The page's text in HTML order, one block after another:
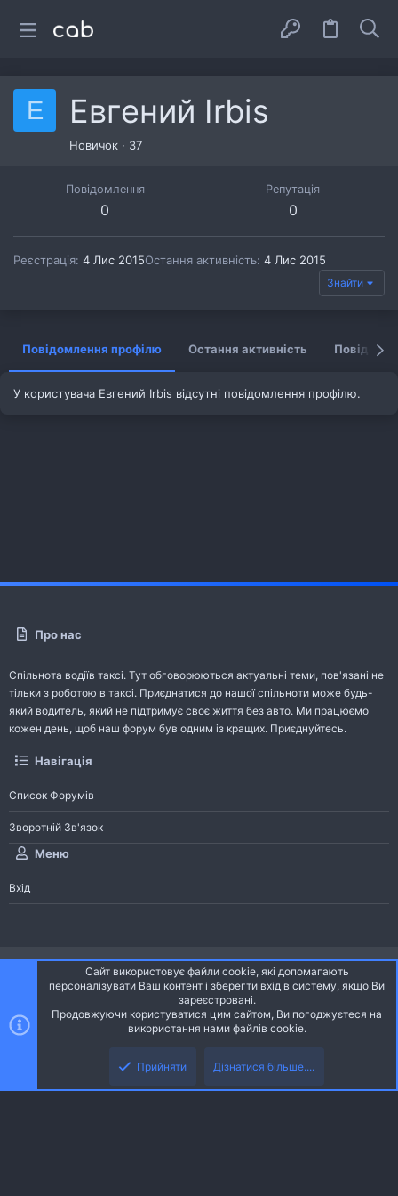
Е Евгений Irbis
Новичок · 37
Повідомлення
0
Репутація
0
Реєстрація 4 Лис 2015Остання активність 4 Лис 2015
Знайти
Повідомлення профілю Остання активність
У користувача Евгений Irbis відсутні повідомлення профілю.
Про нас
Спільнота водіїв таксі. Тут обговорюються актуальні теми, пов'язані не
тільки з роботою в таксі. Приєднатися до нашої спільноти може будь-
який водитель, який не підтримує своє життя без авто. Ми працюємо
кожен день, щоб наш форум був одним із кращих. Приєднуйтесь.
Навігація
Список Форумів
Зворотній Зв'язок
Меню
Вхід
Ніч
Українська (UA)
S
Community platform by XenForo® © 2010-2026 XenForo Ltd.
Community platform by XenForo © 2010-2022 XenForo Ltd. | dev: Pages
Сайт використовує файли cookie, які допомагають
персоналізувати Ваш контент і зберегти вхід в систему, якщо Ви
зареєстровані.
Продовжуючи користуватися цим сайтом, Ви погоджуєтеся на
використання нами файлів cookie.
Прийняти Дізнатися більше....